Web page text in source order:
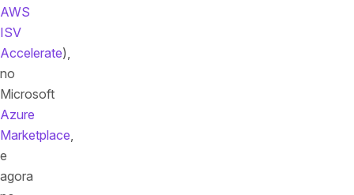
AWS
ISV
Accelerate),
no
Microsoft
Azure
Marketplace,
e
agora